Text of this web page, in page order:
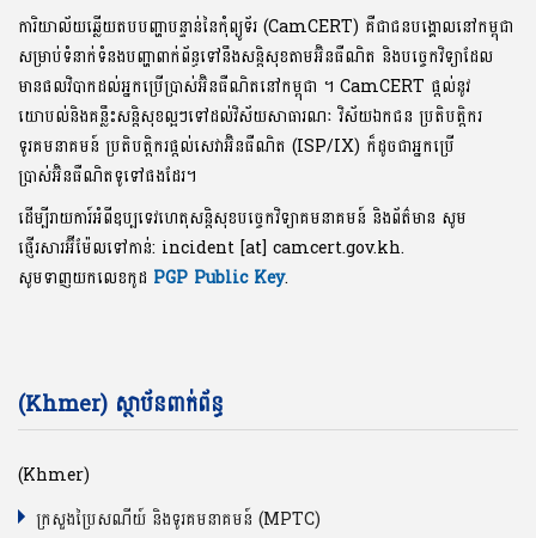
ការិយាល័យឆ្លើយតបបញ្ហាបន្ទាន់នៃកុំព្យូទ័រ (CamCERT) គឺជាជនបង្គោលនៅកម្ពុជា
សម្រាប់ទំនាក់ទំនងបញ្ហាពាក់ព័ន្ធទៅនឹងសន្តិសុខតាមអ៊ិនធឺណិត និងបច្ចេកវិទ្យាដែល
មានផលវិបាកដល់អ្នកប្រើប្រាស់អ៊ិនធឺណិតនៅកម្ពុជា ។ CamCERT ផ្តល់នូវ
យោបល់និងគន្លឹះសន្តិសុខល្អៗទៅដល់វិស័យសាធារណៈ វិស័យឯកជន ប្រតិបត្តិករ
ទូរគមនាគមន៍ ប្រតិបត្តិករផ្តល់សេវាអ៊ិនធឺណិត (ISP/IX) ក៏ដូចជាអ្នកប្រើ
ប្រាស់អ៊ិនធឺណិតទូទៅផងដែរ។
ដើម្បីរាយការ៍អំពីឧប្បទេវហេតុសន្តិសុខបច្ចេកវិទ្យាគមនាគមន៍ និងព័ត៌មាន សូម
ផ្ញើរសារអ៊ីម៉ែលទៅកាន់: incident [at] camcert.gov.kh.
សូមទាញយកលេខកូដ PGP Public Key.
(Khmer) ស្ថាប័នពាក់ព័ន្ធ
(Khmer)
ក្រសួងប្រៃសណីយ៍ និងទូរគមនាគមន៍ (MPTC)